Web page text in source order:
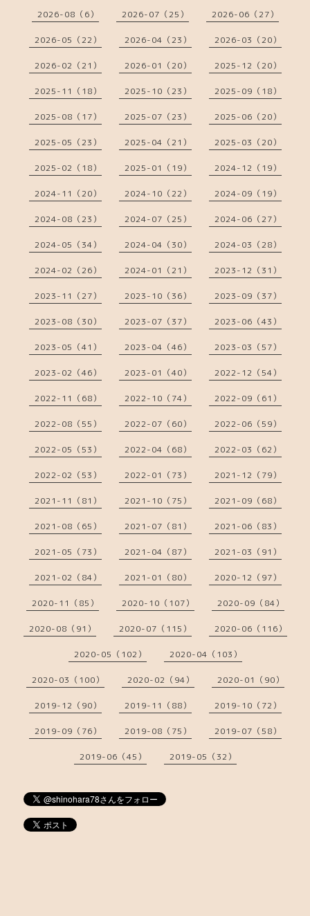
2026-08（6） 2026-07（25） 2026-06（27）
2026-05（22） 2026-04（23） 2026-03（20）
2026-02（21） 2026-01（20） 2025-12（20）
2025-11（18） 2025-10（23） 2025-09（18）
2025-08（17） 2025-07（23） 2025-06（20）
2025-05（23） 2025-04（21） 2025-03（20）
2025-02（18） 2025-01（19） 2024-12（19）
2024-11（20） 2024-10（22） 2024-09（19）
2024-08（23） 2024-07（25） 2024-06（27）
2024-05（34） 2024-04（30） 2024-03（28）
2024-02（26） 2024-01（21） 2023-12（31）
2023-11（27） 2023-10（36） 2023-09（37）
2023-08（30） 2023-07（37） 2023-06（43）
2023-05（41） 2023-04（46） 2023-03（57）
2023-02（46） 2023-01（40） 2022-12（54）
2022-11（68） 2022-10（74） 2022-09（61）
2022-08（55） 2022-07（60） 2022-06（59）
2022-05（53） 2022-04（68） 2022-03（62）
2022-02（53） 2022-01（73） 2021-12（79）
2021-11（81） 2021-10（75） 2021-09（68）
2021-08（65） 2021-07（81） 2021-06（83）
2021-05（73） 2021-04（87） 2021-03（91）
2021-02（84） 2021-01（80） 2020-12（97）
2020-11（85） 2020-10（107） 2020-09（84）
2020-08（91） 2020-07（115） 2020-06（116）
2020-05（102） 2020-04（103）
2020-03（100） 2020-02（94） 2020-01（90）
2019-12（90） 2019-11（88） 2019-10（72）
2019-09（76） 2019-08（75） 2019-07（58）
2019-06（45） 2019-05（32）